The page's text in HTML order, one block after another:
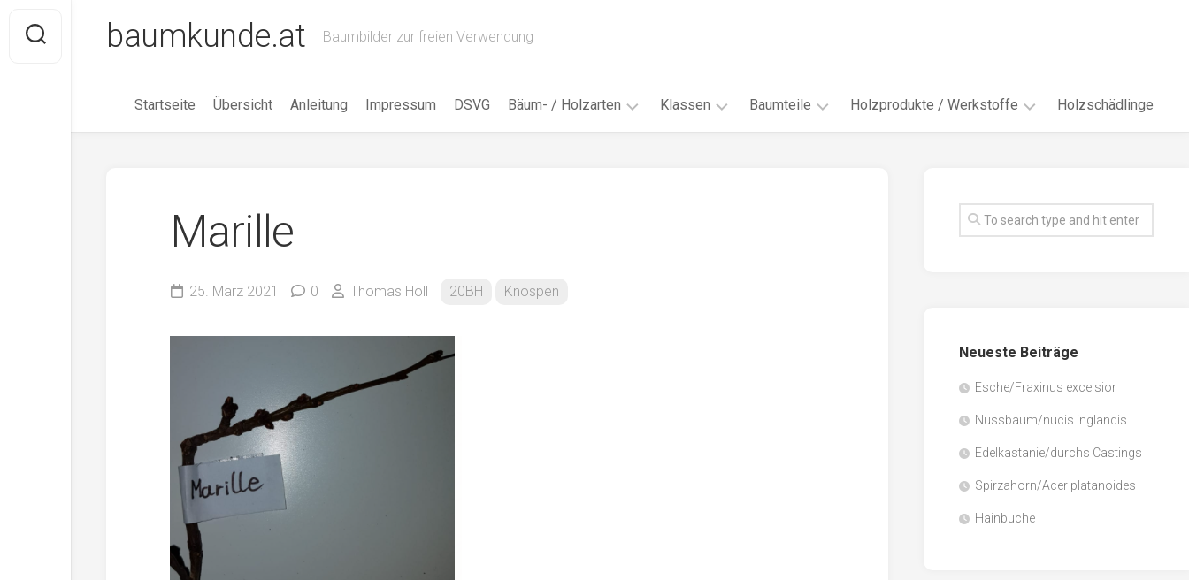
content
baumkunde.at Baumbilder zur freien Verwendung
Startseite Übersicht Anleitung Impressum DSVG Bäum- / Holzarten Klassen Baumteile Holzprodukte / Werkstoffe
Faserwerkstoffe
Sägenebenprodukte
Holzschädlinge
Marille
25. März 2021 0 Thomas Höll 20BH Knospen
Neueste Beiträge
Esche/Fraxinus excelsior
Nussbaum/nucis inglandis
Edelkastanie/durchs Castings
Spirzahorn/Acer platanoides
Hainbuche